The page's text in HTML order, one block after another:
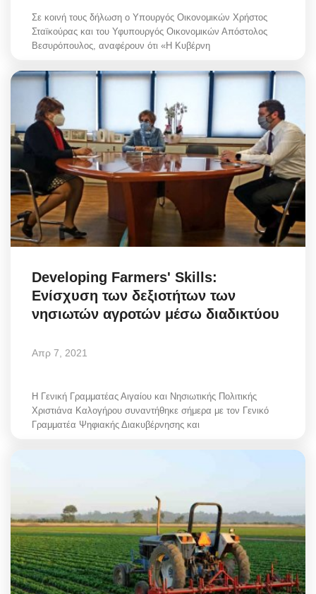
Σε κοινή τους δήλωση ο Υπουργός Οικονομικών Χρήστος
Σταϊκούρας και του Υφυπουργός Οικονομικών Απόστολος
Βεσυρόπουλος, αναφέρουν ότι «Η Κυβέρνη
Developing Farmers' Skills:
Ενίσχυση των δεξιοτήτων των
νησιωτών αγροτών μέσω διαδικτύου
Απρ 7, 2021
Η Γενική Γραμματέας Αιγαίου και Νησιωτικής Πολιτικής
Χριστιάνα Καλογήρου συναντήθηκε σήμερα με τον Γενικό
Γραμματέα Ψηφιακής Διακυβέρνησης και